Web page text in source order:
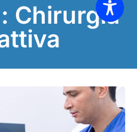
Chirurgia